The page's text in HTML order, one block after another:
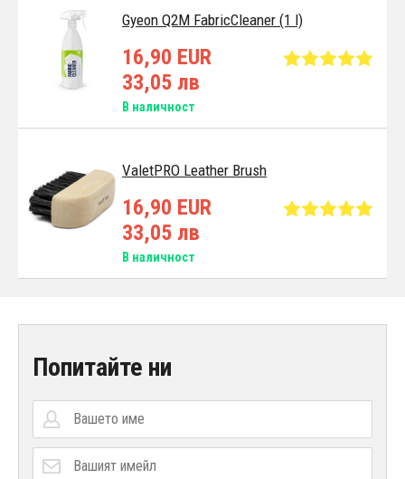
Gyeon Q2M FabricCleaner (1 l)
16,90 EUR
33,05 лв
В наличност
ValetPRO Leather Brush
16,90 EUR
33,05 лв
В наличност
Попитайте ни